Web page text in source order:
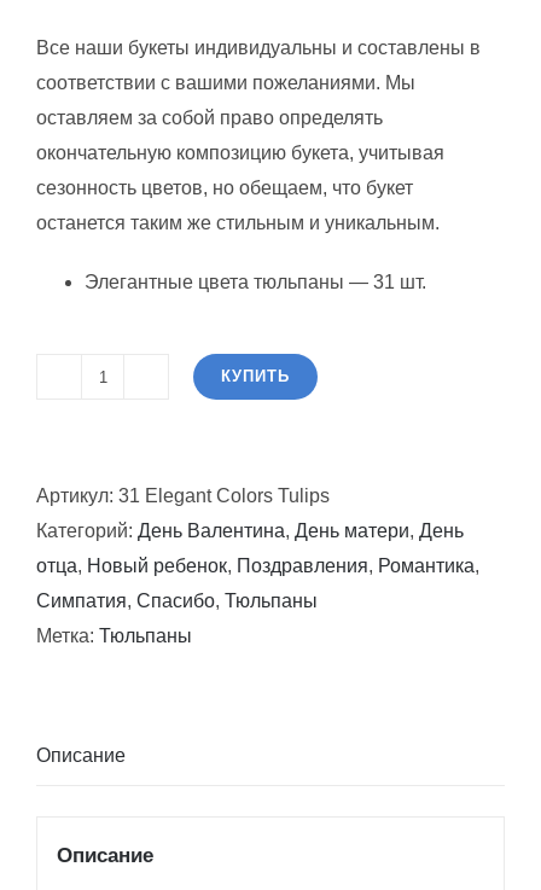
Все наши букеты индивидуальны и составлены в
соответствии с вашими пожеланиями. Мы
оставляем за собой право определять
окончательную композицию букета, учитывая
сезонность цветов, но обещаем, что букет
останется таким же стильным и уникальным.
Элегантные цвета тюльпаны — 31 шт.
Количество
элегантные
цвета
тюльпаны
КУПИТЬ
Артикул: 31 Elegant Colors Tulips
Категорий: День Валентина, День матери, День
отца, Новый ребенок, Поздравления, Романтика,
Симпатия, Спасибо, Тюльпаны
Метка: Тюльпаны
Описание
Описание